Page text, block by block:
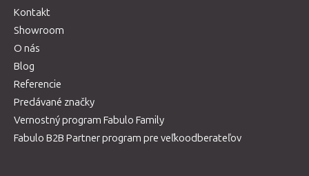
Kontakt
Showroom
O nás
Blog
Referencie
Predávané značky
Vernostný program Fabulo Family
Fabulo B2B Partner program pre veľkoodberateľov